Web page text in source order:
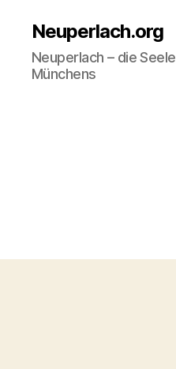
Neuperlach.org
Neuperlach – die Seele
Münchens